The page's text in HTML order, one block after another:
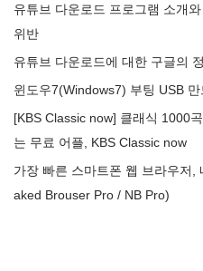
유튜브 다운로드 프로그램 소개
위반
유튜브 다운로드에 대한 구글의
윈도우7(Windows7) 부팅 USB 만
[KBS Classic now] 클래식 1000
는 무료 어플, KBS Classic now
가장 빠른 스마트폰 웹 브라우저,
aked Brouser Pro / NB Pro)